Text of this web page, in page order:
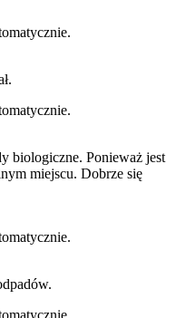
biologiczne. Ponieważ jest
miejscu. Dobrze się